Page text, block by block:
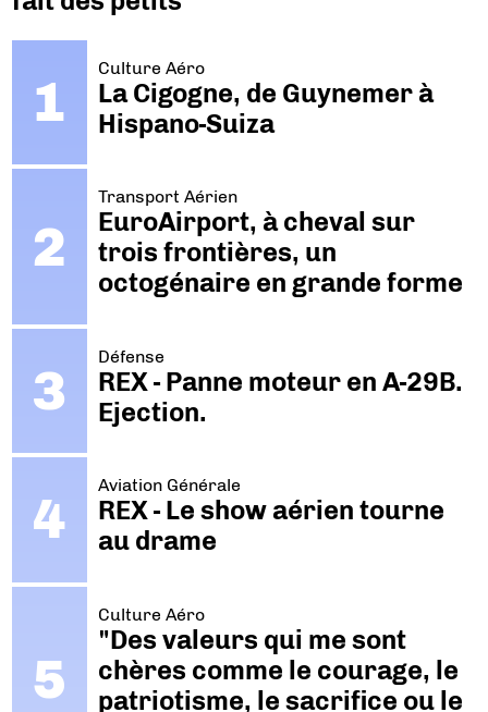
Culture Aéro
La Cigogne, de Guynemer à
Hispano-Suiza
Transport Aérien
EuroAirport, à cheval sur
trois frontières, un
octogénaire en grande forme
Défense
REX - Panne moteur en A-29B.
Ejection.
Aviation Générale
REX - Le show aérien tourne
au drame
Culture Aéro
"Des valeurs qui me sont
chères comme le courage, le
patriotisme, le sacrifice ou le